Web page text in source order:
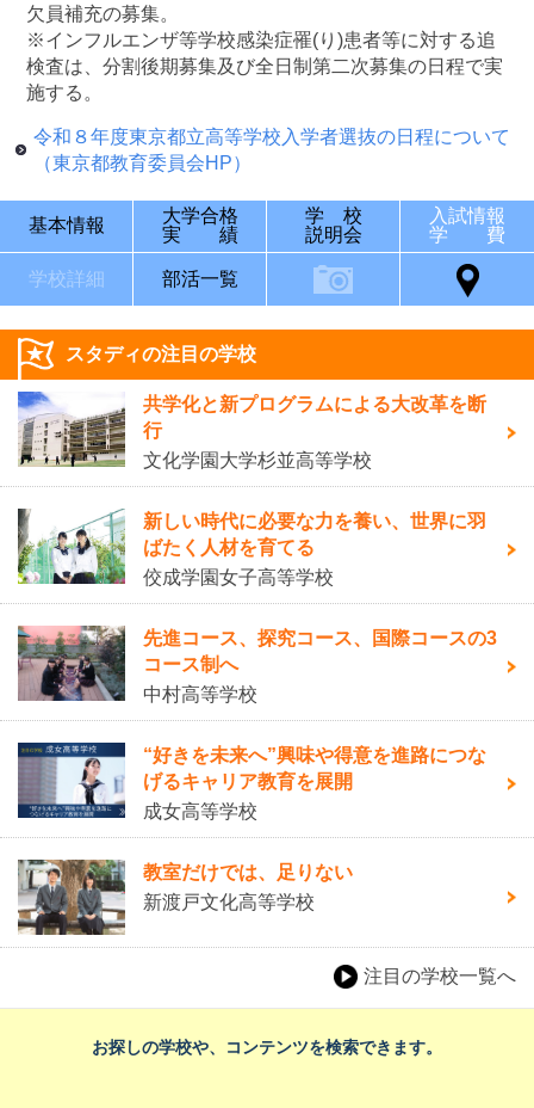
欠員補充の募集。
※インフルエンザ等学校感染症罹(り)患者等に対する追
検査は、分割後期募集及び全日制第二次募集の日程で実
施する。
令和８年度東京都立高等学校入学者選抜の日程について
（東京都教育委員会HP）
基本情報
大学合格
実 績
学 校
説明会
入試情報
学 費
学校詳細 部活一覧
スタディの注目の学校
共学化と新プログラムによる大改革を断
行
文化学園大学杉並高等学校
新しい時代に必要な力を養い、世界に羽
ばたく人材を育てる
佼成学園女子高等学校
先進コース、探究コース、国際コースの3
コース制へ
中村高等学校
“好きを未来へ”興味や得意を進路につな
げるキャリア教育を展開
成女高等学校
教室だけでは、足りない
新渡戸文化高等学校
注目の学校一覧へ
お探しの学校や、コンテンツを検索できます。